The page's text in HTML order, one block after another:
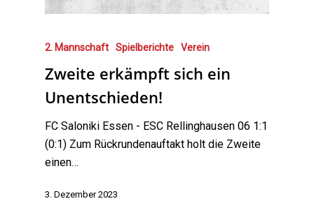
2. Mannschaft Spielberichte Verein
Zweite erkämpft sich ein
Unentschieden!
FC Saloniki Essen - ESC Rellinghausen 06 1:1
(0:1) Zum Rückrundenauftakt holt die Zweite
einen…
3. Dezember 2023